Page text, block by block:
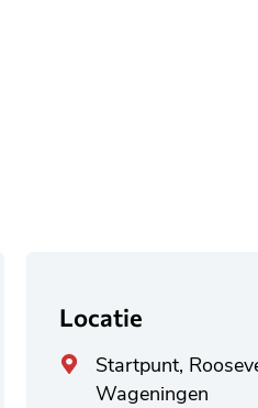
Locatie
Algemeen
adres
Startpunt,
Wageningen